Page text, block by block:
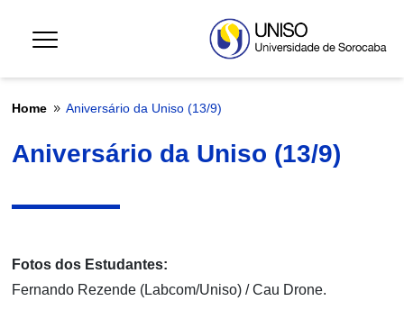
Home 9 Aniversário da Uniso (13/9)
Aniversário da Uniso (13/9)
Fotos dos Estudantes:
Fernando Rezende (Labcom/Uniso) / Cau Drone.